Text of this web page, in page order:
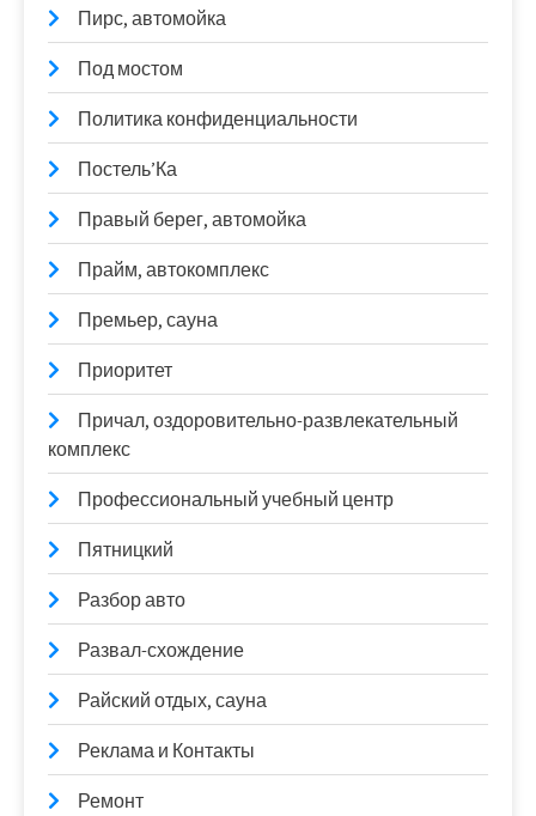
Пирс, автомойка
Под мостом
Политика конфиденциальности
Постель’Ка
Правый берег, автомойка
Прайм, автокомплекс
Премьер, сауна
Приоритет
Причал, оздоровительно-развлекательный
комплекс
Профессиональный учебный центр
Пятницкий
Разбор авто
Развал-схождение
Райский отдых, сауна
Реклама и Контакты
Ремонт